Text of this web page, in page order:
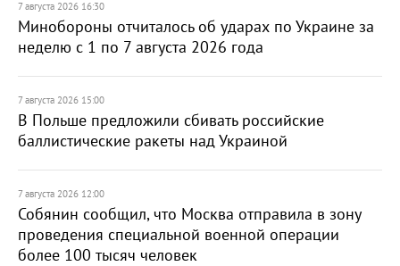
7 августа 2026 16:30
Минобороны отчиталось об ударах по Украине за
неделю с 1 по 7 августа 2026 года
7 августа 2026 15:00
В Польше предложили сбивать российские
баллистические ракеты над Украиной
7 августа 2026 12:00
Собянин сообщил, что Москва отправила в зону
проведения специальной военной операции
более 100 тысяч человек